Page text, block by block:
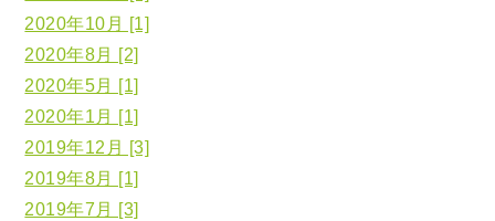
2020年10月 [1]
2020年8月 [2]
2020年5月 [1]
2020年1月 [1]
2019年12月 [3]
2019年8月 [1]
2019年7月 [3]